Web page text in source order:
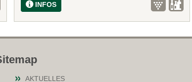
INFOS
AKTUELLES